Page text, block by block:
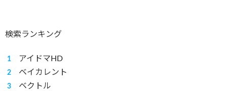
検索ランキング
アイドマHD
ベイカレント
ベクトル